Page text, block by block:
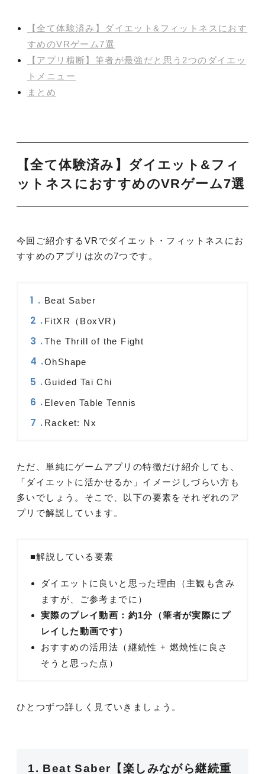
【全て体験済み】ダイエット&フィットネスにおす
すめのVRゲーム7選
【アプリ横断】筆者が最強だと思う2つのダイエッ
トメニュー
まとめ
【全て体験済み】ダイエット&フィ
ットネスにおすすめのVRゲーム7選
今回ご紹介するVRでダイエット・フィットネスにお
すすめのアプリは次の7つです。
Beat Saber
FitXR（BoxVR）
The Thrill of the Fight
OhShape
Guided Tai Chi
Eleven Table Tennis
Racket: Nx
ただ、単純にゲームアプリの特徴だけ紹介しても、
「ダイエットに活かせるか」イメージしづらい方も
多いでしょう。そこで、以下の要素をそれぞれのア
プリで解説しています。
■解説している要素
ダイエットに良いと思った理由（主観も含み
ますが、ご参考までに）
実際のプレイ動画：約1分 （筆者が実際にプ
レイした動画です）
おすすめの活用法（継続性 + 燃焼性に良さ
そうと思った点）
ひとつずつ詳しく見ていきましょう。
1. Beat Saber【楽しみながら継続重